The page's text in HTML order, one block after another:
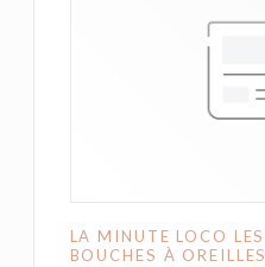
LA MINUTE LOCO
BOUCHES À